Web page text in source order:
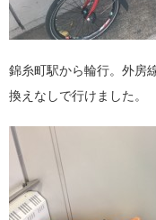
錦糸町駅から輪行。外房
換えなしで行けました。